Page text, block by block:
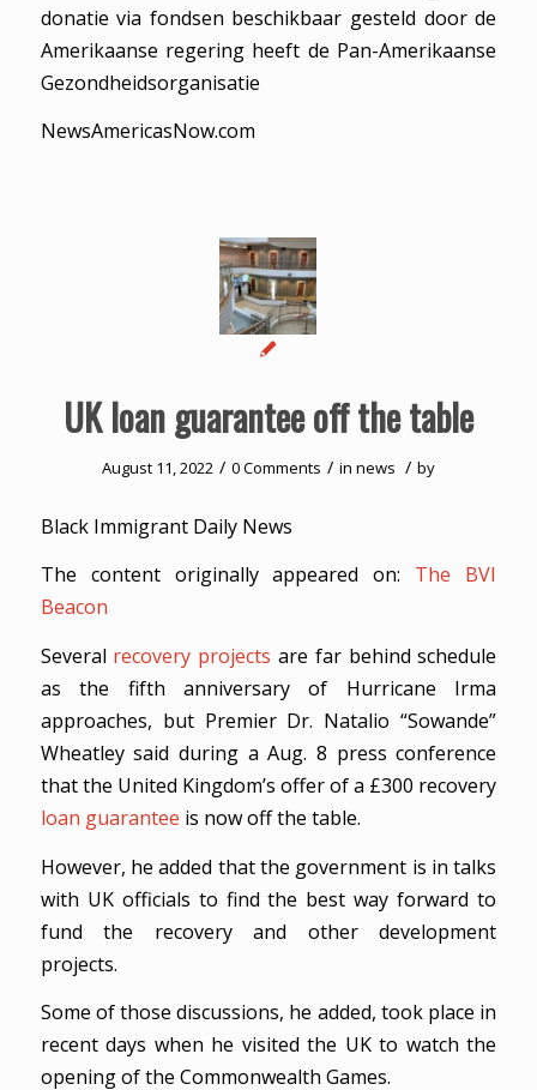
donatie via fondsen beschikbaar gesteld door de
Amerikaanse regering heeft de Pan-Amerikaanse
Gezondheidsorganisatie
NewsAmericasNow.com
UK loan guarantee off the table
August 11, 2022 / 0 Comments / in news / by
Black Immigrant Daily News
The content originally appeared on: The BVI
Beacon
Several recovery projects are far behind schedule
as the fifth anniversary of Hurricane Irma
approaches, but Premier Dr. Natalio “Sowande”
Wheatley said during a Aug. 8 press conference
that the United Kingdom’s offer of a £300 recovery
loan guarantee is now off the table.
However, he added that the government is in talks
with UK officials to find the best way forward to
fund the recovery and other development
projects.
Some of those discussions, he added, took place in
recent days when he visited the UK to watch the
opening of the Commonwealth Games.